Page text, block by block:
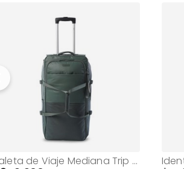
Maleta de Viaje Mediana Trip Blanda Verde